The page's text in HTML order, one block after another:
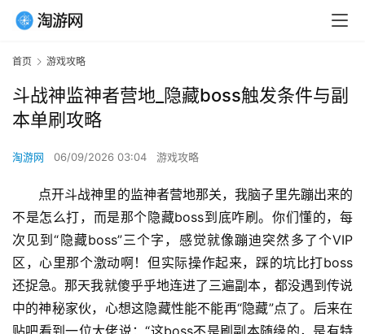
首页 游戏攻略
斗战神监神者营地_隐藏boss触发条件与副
本单刷攻略
淘游网 06/09/2026 03:04 游戏攻略
点开斗战神里的监神者营地那关，我脑子里先蹦出来的
不是怎么打，而是那个隐藏boss到底咋刷。你们懂的，每
次见到“隐藏boss”三个字，感觉就像蹦迪突然多了个VIP
区，心里那个激动啊！但实际操作起来，踩的坑比打boss
还捉急。那天我就傻乎乎地连进了三遍副本，都没遇到传说
中的神秘家伙，心想这隐藏性能不能再“隐藏”点了。后来在